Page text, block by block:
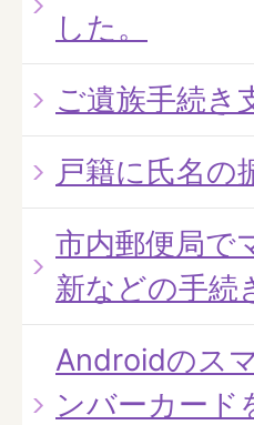
した。
ご遺族手続き
戸籍に氏名の
市内郵便局で
新などの手続
Androidのス
ンバーカード